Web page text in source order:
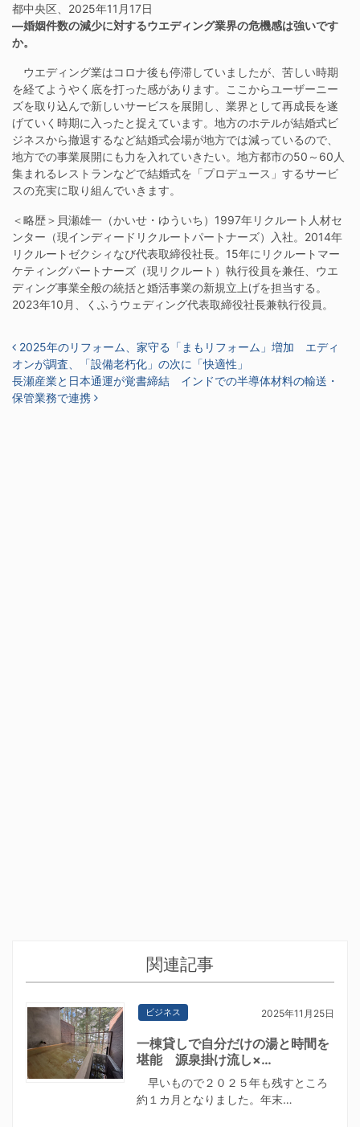
都中央区、2025年11月17日
―婚姻件数の減少に対するウエディング業界の危機感は強いです
か。
ウエディング業はコロナ後も停滞していましたが、苦しい時期
を経てようやく底を打った感があります。ここからユーザーニー
ズを取り込んで新しいサービスを展開し、業界として再成長を遂
げていく時期に入ったと捉えています。地方のホテルが結婚式ビ
ジネスから撤退するなど結婚式会場が地方では減っているので、
地方での事業展開にも力を入れていきたい。地方都市の50～60人
集まれるレストランなどで結婚式を「プロデュース」するサービ
スの充実に取り組んでいきます。
＜略歴＞貝瀬雄一（かいせ・ゆういち）1997年リクルート人材セ
ンター（現インディードリクルートパートナーズ）入社。2014年
リクルートゼクシィなび代表取締役社長。15年にリクルートマー
ケティングパートナーズ（現リクルート）執行役員を兼任、ウエ
ディング事業全般の統括と婚活事業の新規立上げを担当する。
2023年10月、くふうウェディング代表取締役社長兼執行役員。
投稿ナビゲーション
2025年のリフォーム、家守る「まもリフォーム」増加 エディ
オンが調査、「設備老朽化」の次に「快適性」
長瀬産業と日本通運が覚書締結 インドでの半導体材料の輸送・
保管業務で連携
関連記事
ビジネス 2025年11月25日
一棟貸しで自分だけの湯と時間を
堪能 源泉掛け流し×…
早いもので２０２５年も残すところ
約１カ月となりました。年末…